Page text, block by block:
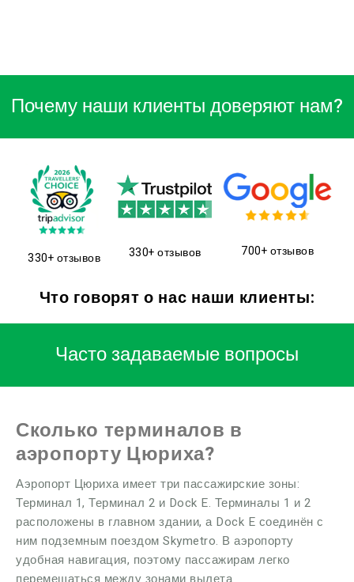
Почему наши клиенты доверяют нам?
330+ отзывов 330+ отзывов 700+ отзывов
Что говорят о нас наши клиенты:
Часто задаваемые вопросы
Сколько терминалов в
аэропорту Цюриха?
Аэропорт Цюриха имеет три пассажирские зоны:
Терминал 1, Терминал 2 и Dock E. Терминалы 1 и 2
расположены в главном здании, а Dock E соединён с
ним подземным поездом Skymetro. В аэропорту
удобная навигация, поэтому пассажирам легко
перемещаться между зонами вылета.